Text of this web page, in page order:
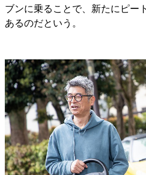
ブンに乗ることで、新たにピー
あるのだという。